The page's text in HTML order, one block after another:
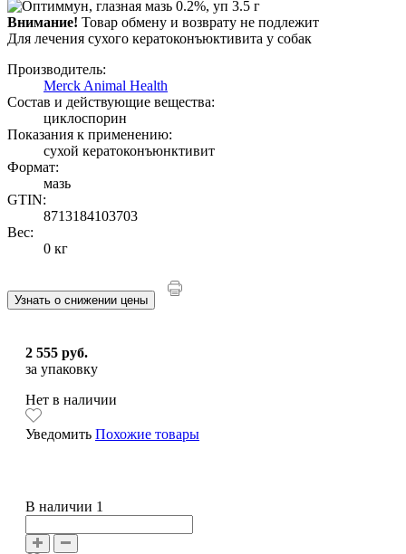
Внимание! Товар обмену и возврату не подлежит
Для лечения сухого кератоконъюктивита у собак
Производитель:
Merck Animal Health
Состав и действующие вещества:
циклоспорин
Показания к применению:
сухой кератоконъюнктивит
Формат:
мазь
GTIN:
8713184103703
Вес:
0 кг
Узнать о снижении цены
2 555 руб.
за упаковку
Нет в наличии
Уведомить Похожие товары
В наличии 1